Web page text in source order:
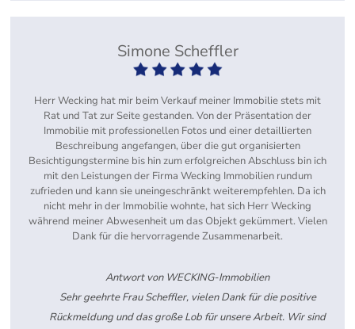
Simone Scheffler
Herr Wecking hat mir beim Verkauf meiner Immobilie stets mit
Rat und Tat zur Seite gestanden. Von der Präsentation der
Immobilie mit professionellen Fotos und einer detaillierten
Beschreibung angefangen, über die gut organisierten
Besichtigungstermine bis hin zum erfolgreichen Abschluss bin ich
mit den Leistungen der Firma Wecking Immobilien rundum
zufrieden und kann sie uneingeschränkt weiterempfehlen. Da ich
nicht mehr in der Immobilie wohnte, hat sich Herr Wecking
während meiner Abwesenheit um das Objekt gekümmert. Vielen
Dank für die hervorragende Zusammenarbeit.
Antwort von WECKING-Immobilien
Sehr geehrte Frau Scheffler, vielen Dank für die positive
Rückmeldung und das große Lob für unsere Arbeit. Wir sind